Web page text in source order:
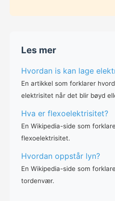
Les mer
Hvordan is kan lage
En artikkel som forklarer
elektrisitet når det blir bøyd
Hva er flexoelektrisitet?
En Wikipedia-side som
flexoelektrisitet.
Hvordan oppstår lyn?
En Wikipedia-side som
tordenvær.